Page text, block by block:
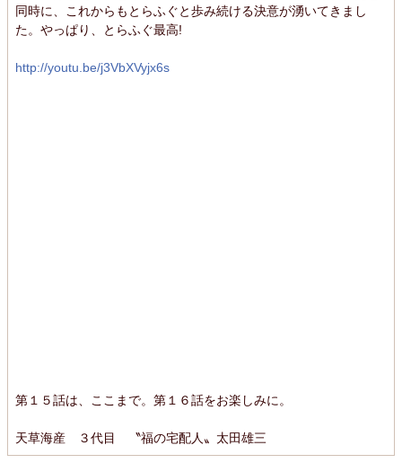
同時に、これからもとらふぐと歩み続ける決意が湧いてきまし
た。やっぱり、とらふぐ最高!
http://youtu.be/j3VbXVyjx6s
第１５話は、ここまで。第１６話をお楽しみに。
天草海産 ３代目 〝福の宅配人〟太田雄三